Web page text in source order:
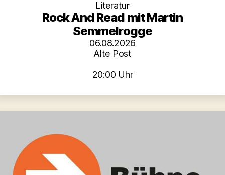
Literatur
Rock And Read mit Martin
Semmelrogge
06.08.2026
Alte Post
20:00 Uhr